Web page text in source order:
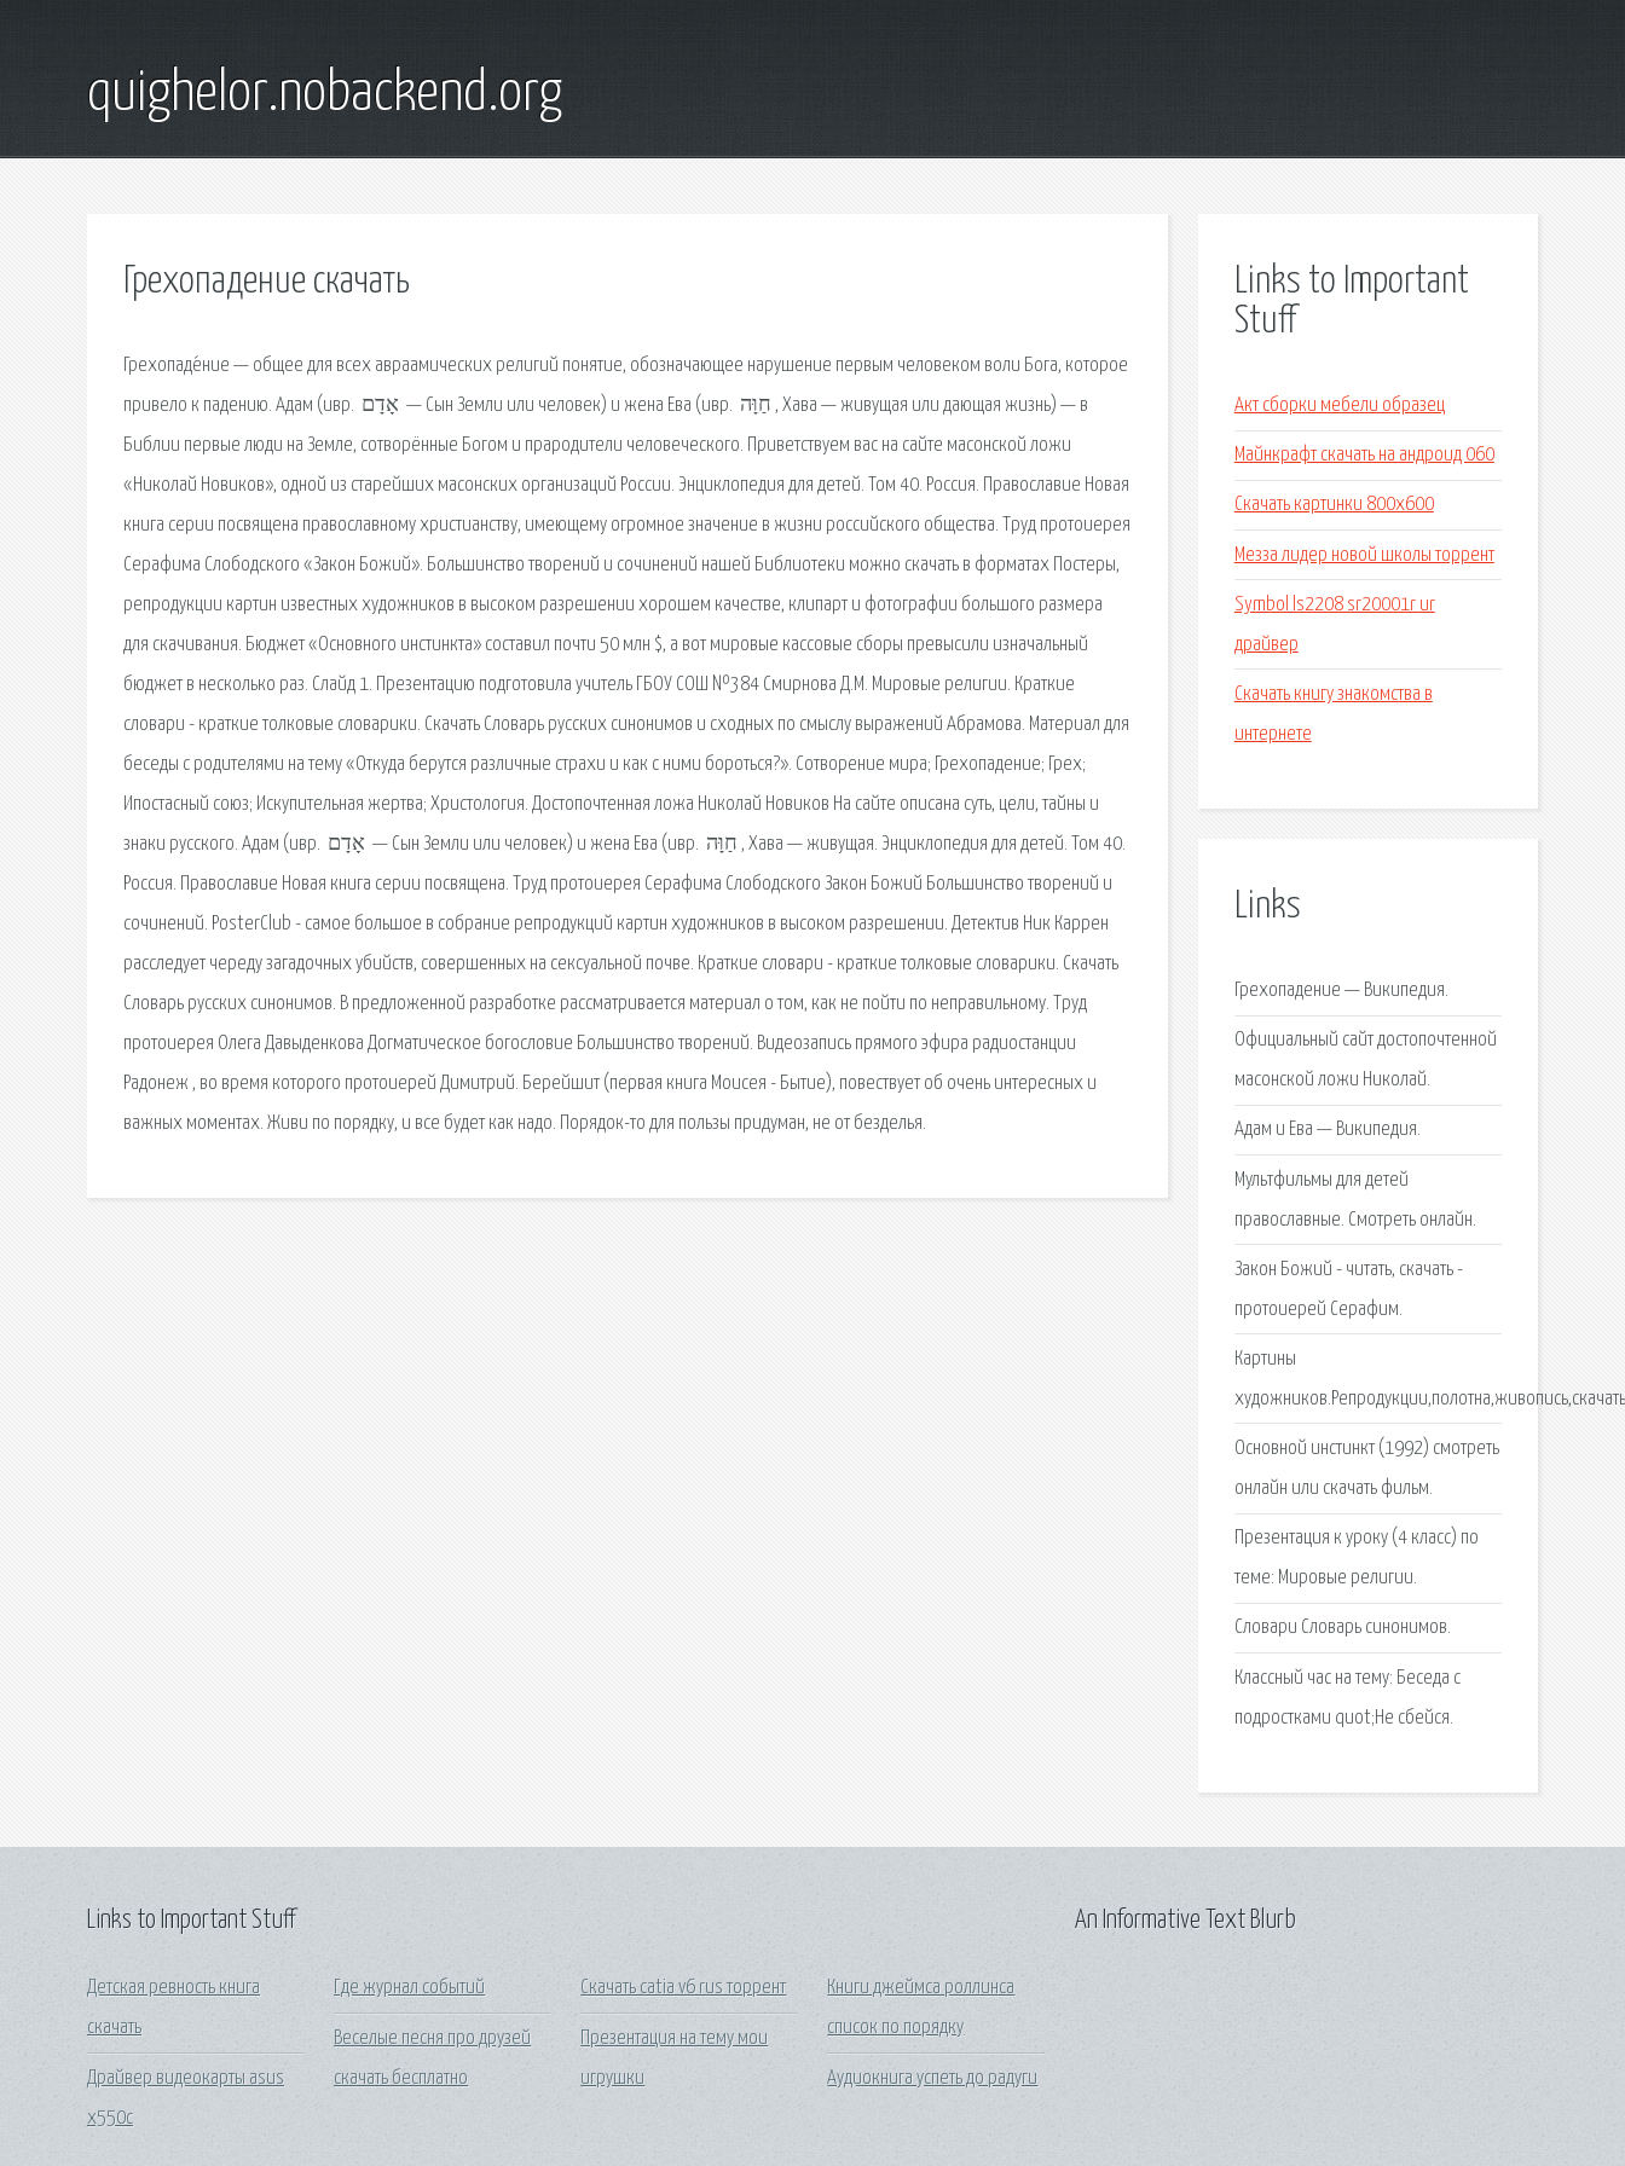
quighelor.nobackend.org
Грехопадение скачать
Грехопаде́ние — общее для всех авраамических религий понятие, обозначающее нарушение первым человеком воли Бога, которое
привело к падению. Адам (ивр. ‏ אָדָם ‏‎ — Сын Земли или человек) и жена Ева (ивр. ‏ חַוָּה ‏‎, Хава — живущая или дающая жизнь) — в
Библии первые люди на Земле, сотворённые Богом и прародители человеческого. Приветствуем вас на сайте масонской ложи
«Николай Новиков», одной из старейших масонских организаций России. Энциклопедия для детей. Том 40. Россия. Православие Новая
книга серии посвящена православному христианству, имеющему огромное значение в жизни российского общества. Труд протоиерея
Серафима Слободского «Закон Божий». Большинство творений и сочинений нашей Библиотеки можно скачать в форматах Постеры,
pепродукции картин известных художников в высоком разрешении хорошем качестве, клипарт и фотографии большого размера
для скачивания. Бюджет «Основного инстинкта» составил почти 50 млн $, а вот мировые кассовые сборы превысили изначальный
бюджет в несколько раз. Слайд 1. Презентацию подготовила учитель ГБОУ СОШ №384 Смирнова Д.М. Мировые религии. Краткие
словари - краткие толковые словарики. Скачать Словарь русских синонимов и сходных по смыслу выражений Абрамова. Материал для
беседы с родителями на тему «Откуда берутся различные страхи и как с ними бороться?». Сотворение мира; Грехопадение; Грех;
Ипостасный союз; Искупительная жертва; Христология. Достопочтенная ложа Николай Новиков На сайте описана суть, цели, тайны и
знаки русского. Адам (ивр. ‏ אָדָם ‏‎ — Сын Земли или человек) и жена Ева (ивр. ‏ חַוָּה ‏‎, Хава — живущая. Энциклопедия для детей. Том 40.
Россия. Православие Новая книга серии посвящена. Труд протоиерея Серафима Слободского Закон Божий Большинство творений и
сочинений. PosterClub - самое большое в собрание репродукций картин художников в высоком разрешении. Детектив Ник Каррен
расследует череду загадочных убийств, совершенных на сексуальной почве. Краткие словари - краткие толковые словарики. Скачать
Словарь русских синонимов. В предложенной разработке рассматривается материал о том, как не пойти по неправильному. Труд
протоиерея Олега Давыденкова Догматическое богословие Большинство творений. Видеозапись прямого эфира радиостанции
Радонеж , во время которого протоиерей Димитрий. Берейшит (первая книга Моисея - Бытие), повествует об очень интересных и
важных моментах. Живи по порядку, и все будет как надо. Порядок-то для пользы придуман, не от безделья.
Links to Important
Stuff
Акт сборки мебели образец
Майнкрафт скачать на андроид 060
Скачать картинки 800x600
Мезза лидер новой школы торрент
Symbol ls2208 sr20001r ur
драйвер
Скачать книгу знакомства в
интернете
Links
Грехопадение — Википедия.
Официальный сайт достопочтенной
масонской ложи Николай.
Адам и Ева — Википедия.
Мультфильмы для детей
православные. Смотреть онлайн.
Закон Божий - читать, скачать -
протоиерей Серафим.
Картины
Основной инстинкт (1992) смотреть
онлайн или скачать фильм.
Презентация к уроку (4 класс) по
теме: Мировые религии.
Словари Словарь синонимов.
Классный час на тему: Беседа с
подростками quot;Не сбейся.
Links to Important Stuff
Детская ревность книга
скачать
Драйвер видеокарты asus
x550c
Где журнал событий
Веселые песня про друзей
скачать бесплатно
Скачать catia v6 rus торрент
Презентация на тему мои
игрушки
Книги джеймса роллинса
список по порядку
Аудиокнига успеть до радуги
An Informative Text Blurb